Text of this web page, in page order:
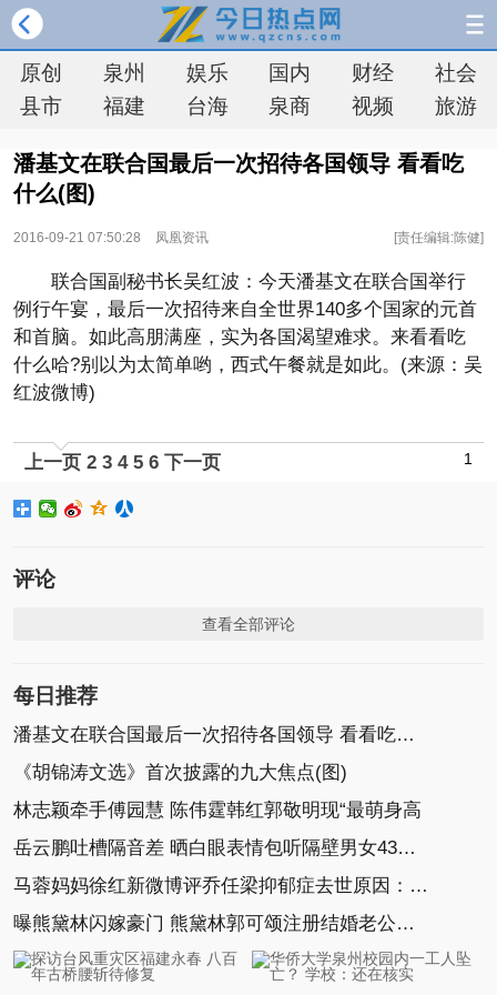
原创 泉州 娱乐 国内 财经
社会
县市
福建 台海 泉商 视频 旅游
潘基文在联合国最后一次招待各国领导 看看吃
什么(图)
2016-09-21 07:50:28 凤凰资讯 [责任编辑:陈健]
联合国副秘书长吴红波：今天潘基文在联合国举行
例行午宴，最后一次招待来自全世界140多个国家的元首
和首脑。如此高朋满座，实为各国渴望难求。来看看吃
什么哈?别以为太简单哟，西式午餐就是如此。(来源：吴
红波微博)
上一页 1
2 3 4 5 6 下一页
评论
查看全部评论
每日推荐
潘基文在联合国最后一次招待各国领导 看看吃什么
《胡锦涛文选》首次披露的九大焦点(图)
林志颖牵手傅园慧 陈伟霆韩红郭敬明现“最萌身高
岳云鹏吐槽隔音差 晒白眼表情包听隔壁男女43分钟
马蓉妈妈徐红新微博评乔任梁抑郁症去世原因：太想
曝熊黛林闪嫁豪门 熊黛林郭可颂注册结婚老公身家